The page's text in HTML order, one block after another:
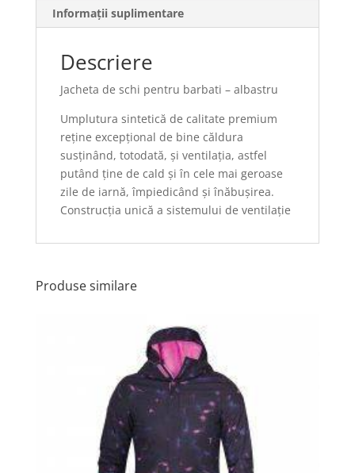
Informații suplimentare
Descriere
Jacheta de schi pentru barbati – albastru
Umplutura sintetică de calitate premium
reține excepțional de bine căldura
susținând, totodată, și ventilația, astfel
putând ține de cald și în cele mai geroase
zile de iarnă, împiedicând și înăbușirea.
Construcția unică a sistemului de ventilație
Produse similare